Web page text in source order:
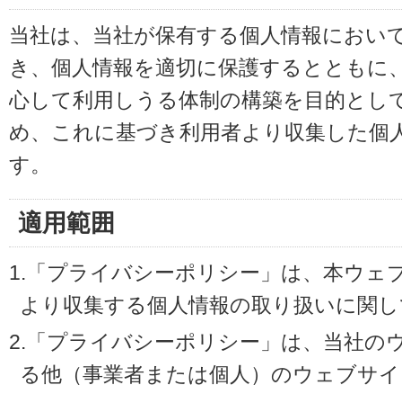
当社は、当社が保有する個人情報におい
き、個人情報を適切に保護するとともに
心して利用しうる体制の構築を目的とし
め、これに基づき利用者より収集した個
す。
適用範囲
1.「プライバシーポリシー」は、本ウェ
より収集する個人情報の取り扱いに関
2.「プライバシーポリシー」は、当社の
る他（事業者または個人）のウェブサ